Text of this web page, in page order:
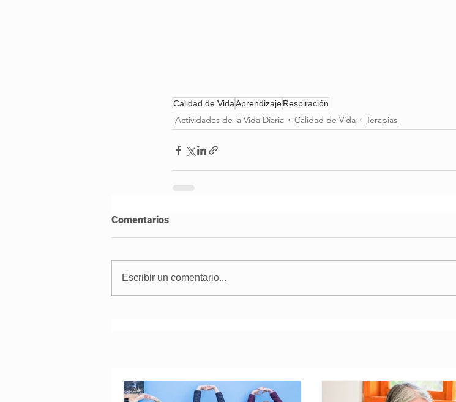
Calidad de VidaAprendizajeRespiración
Actividades de la Vida Diaria Calidad de Vida Terapias
Comentarios
Escribir un comentario...